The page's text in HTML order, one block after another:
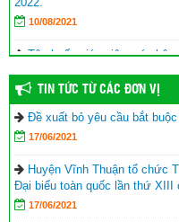
10/08/2021
Tập huấn giáo viên, cán bộ
17/06/2021
Hội Khuyến học huyện
học sinh nghèo xã Phong Đông
Agribank chi nhánh huyện
trường nhân lễ khai giảng năm
TIN TỨC TỪ CÁC ĐƠN VỊ
Đề xuất bỏ yêu cầu bắt
17/06/2021
Huyện Vĩnh Thuận tổ chức
Đại biểu toàn quốc lần thứ XIII
17/06/2021